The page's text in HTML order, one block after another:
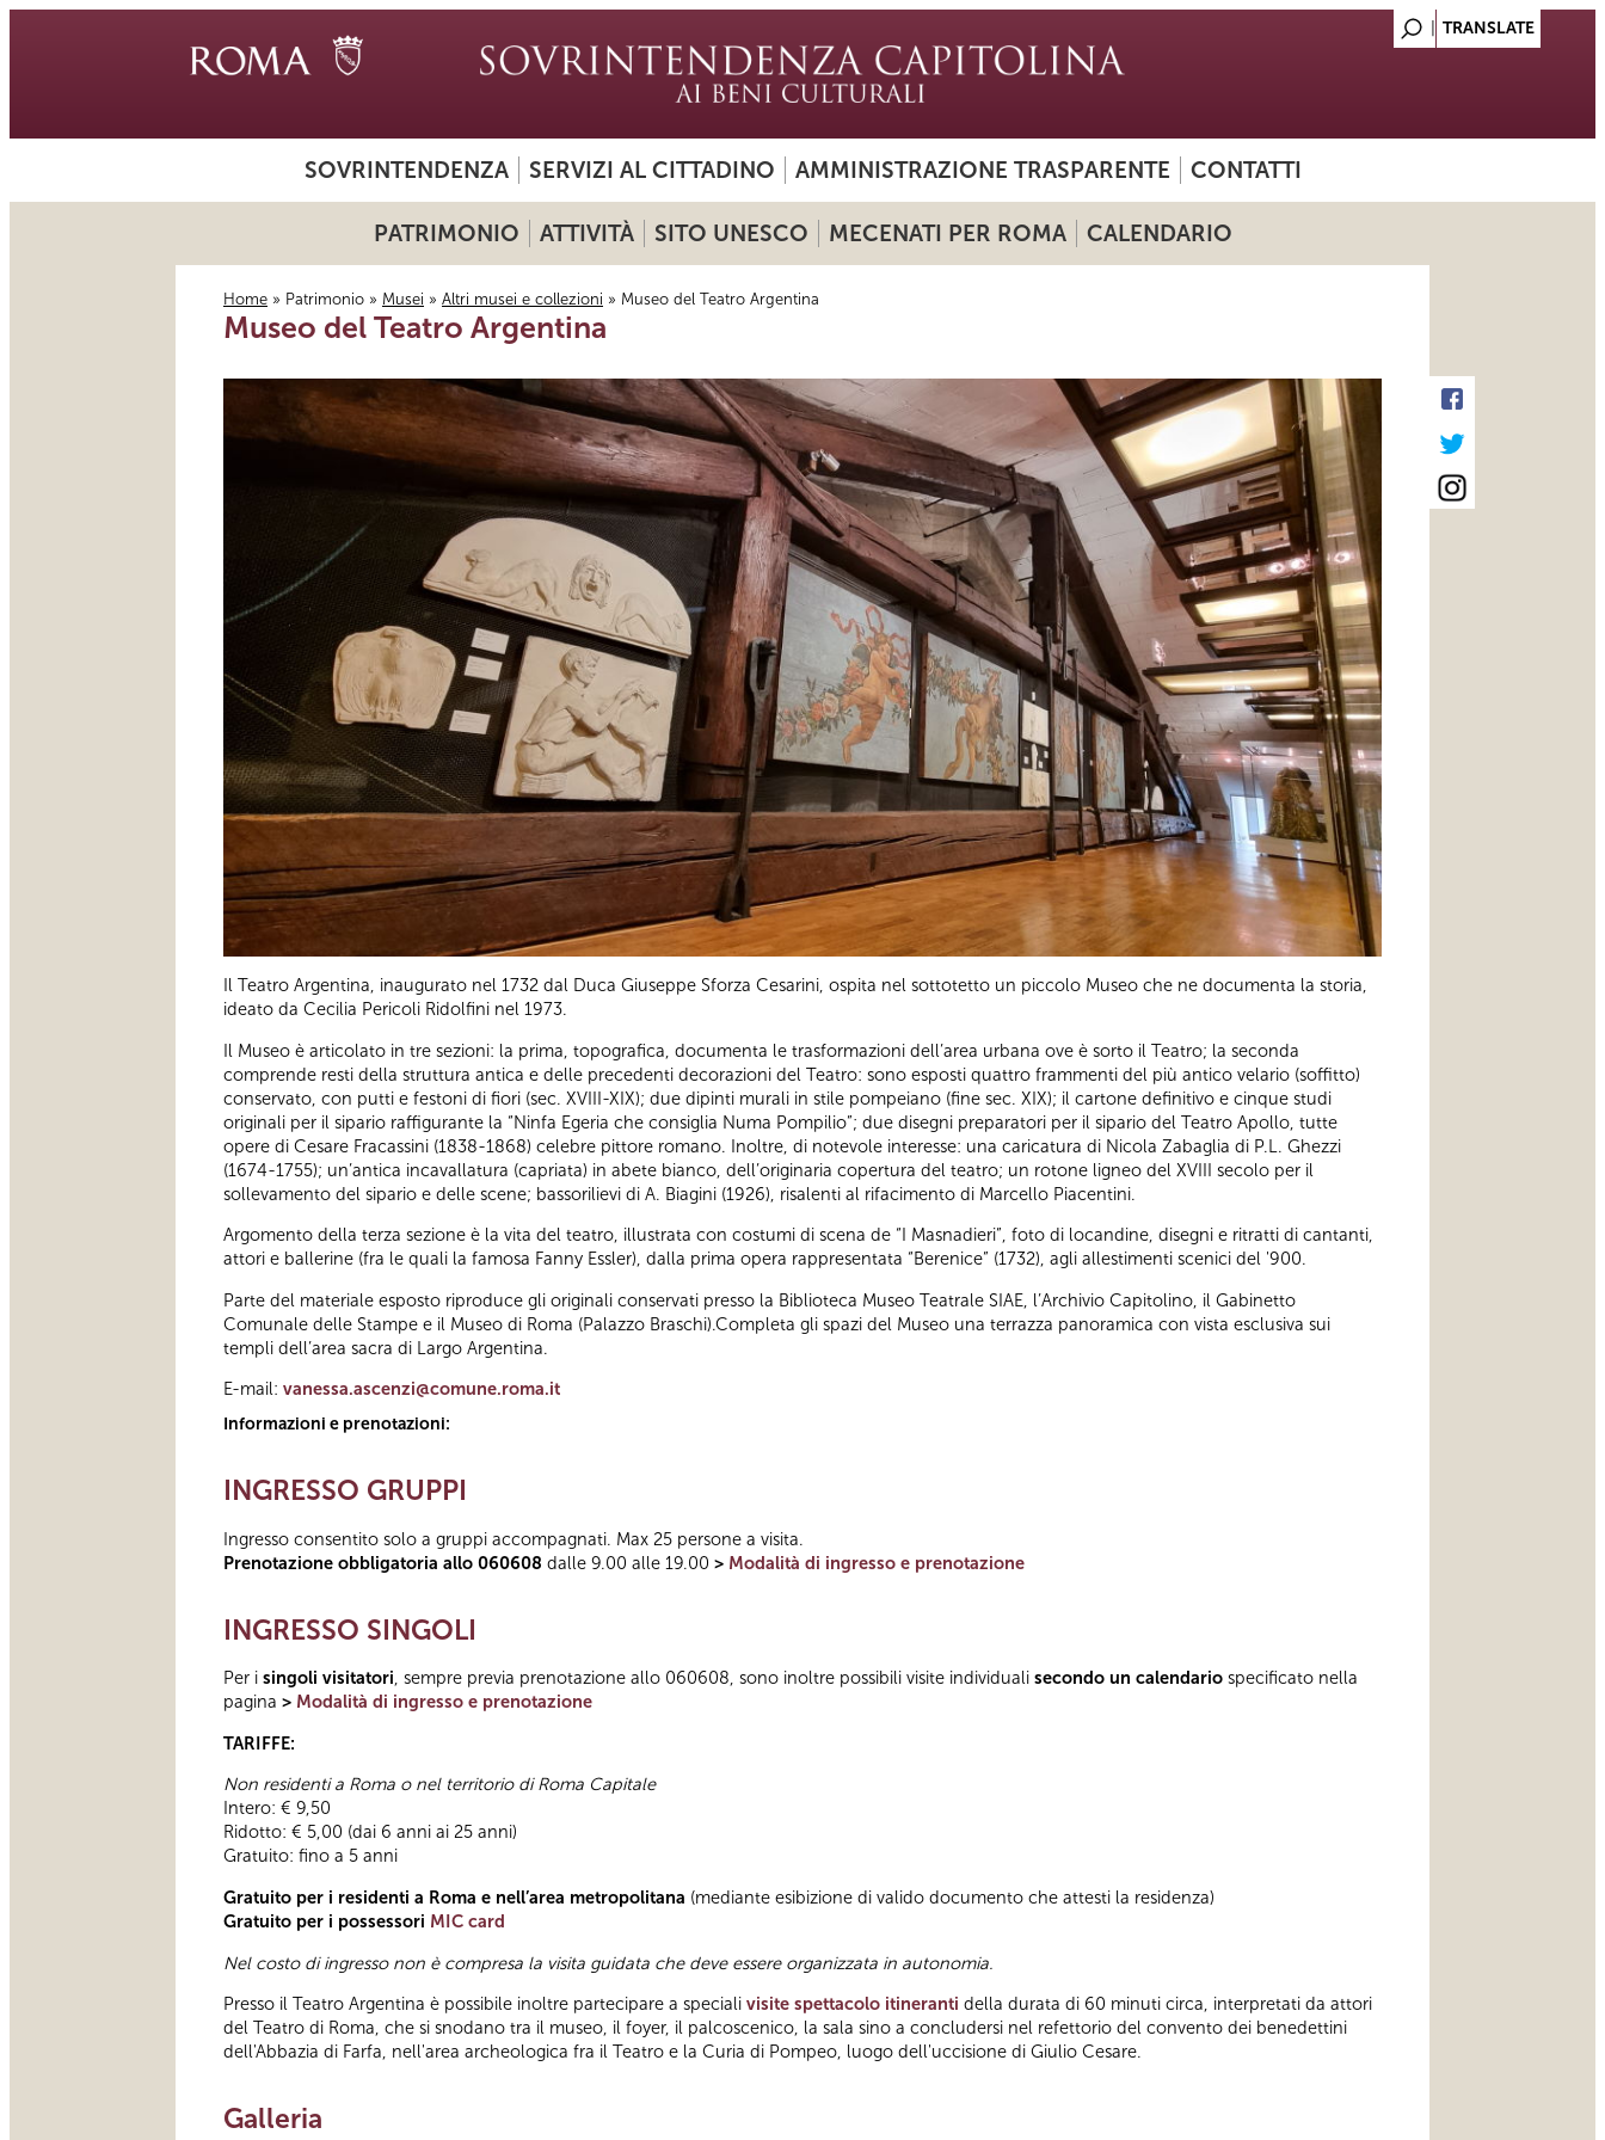
SOVRINTENDENZA SERVIZI AL CITTADINO AMMINISTRAZIONE TRASPARENTE CONTATTI
PATRIMONIO ATTIVITÀ SITO UNESCO MECENATI PER ROMA CALENDARIO
Tu sei qui
Home » Patrimonio » Musei » Altri musei e collezioni » Museo del Teatro Argentina
Museo del Teatro Argentina
Il Teatro Argentina, inaugurato nel 1732 dal Duca Giuseppe Sforza Cesarini, ospita nel sottotetto un piccolo Museo che ne documenta la storia,
ideato da Cecilia Pericoli Ridolfini nel 1973.
Il Museo è articolato in tre sezioni: la prima, topografica, documenta le trasformazioni dell’area urbana ove è sorto il Teatro; la seconda
comprende resti della struttura antica e delle precedenti decorazioni del Teatro: sono esposti quattro frammenti del più antico velario (soffitto)
conservato, con putti e festoni di fiori (sec. XVIII-XIX); due dipinti murali in stile pompeiano (fine sec. XIX); il cartone definitivo e cinque studi
originali per il sipario raffigurante la “Ninfa Egeria che consiglia Numa Pompilio”; due disegni preparatori per il sipario del Teatro Apollo, tutte
opere di Cesare Fracassini (1838-1868) celebre pittore romano. Inoltre, di notevole interesse: una caricatura di Nicola Zabaglia di P.L. Ghezzi
(1674-1755); un’antica incavallatura (capriata) in abete bianco, dell’originaria copertura del teatro; un rotone ligneo del XVIII secolo per il
sollevamento del sipario e delle scene; bassorilievi di A. Biagini (1926), risalenti al rifacimento di Marcello Piacentini.
Argomento della terza sezione è la vita del teatro, illustrata con costumi di scena de “I Masnadieri”, foto di locandine, disegni e ritratti di cantanti,
attori e ballerine (fra le quali la famosa Fanny Essler), dalla prima opera rappresentata “Berenice” (1732), agli allestimenti scenici del '900.
Parte del materiale esposto riproduce gli originali conservati presso la Biblioteca Museo Teatrale SIAE, l’Archivio Capitolino, il Gabinetto
Comunale delle Stampe e il Museo di Roma (Palazzo Braschi).Completa gli spazi del Museo una terrazza panoramica con vista esclusiva sui
templi dell’area sacra di Largo Argentina.
E-mail: vanessa.ascenzi@comune.roma.it
Informazioni e prenotazioni:
INGRESSO GRUPPI
Ingresso consentito solo a gruppi accompagnati. Max 25 persone a visita.
Prenotazione obbligatoria allo 060608 dalle 9.00 alle 19.00 > Modalità di ingresso e prenotazione
INGRESSO SINGOLI
Per i singoli visitatori, sempre previa prenotazione allo 060608, sono inoltre possibili visite individuali secondo un calendario specificato nella
pagina > Modalità di ingresso e prenotazione
TARIFFE:
Non residenti a Roma o nel territorio di Roma Capitale
Intero: € 9,50
Ridotto: € 5,00 (dai 6 anni ai 25 anni)
Gratuito: fino a 5 anni
Gratuito per i residenti a Roma e nell’area metropolitana (mediante esibizione di valido documento che attesti la residenza)
Gratuito per i possessori MIC card
Nel costo di ingresso non è compresa la visita guidata che deve essere organizzata in autonomia.
Presso il Teatro Argentina è possibile inoltre partecipare a speciali visite spettacolo itineranti della durata di 60 minuti circa, interpretati da attori
del Teatro di Roma, che si snodano tra il museo, il foyer, il palcoscenico, la sala sino a concludersi nel refettorio del convento dei benedettini
dell'Abbazia di Farfa, nell'area archeologica fra il Teatro e la Curia di Pompeo, luogo dell'uccisione di Giulio Cesare.
Galleria